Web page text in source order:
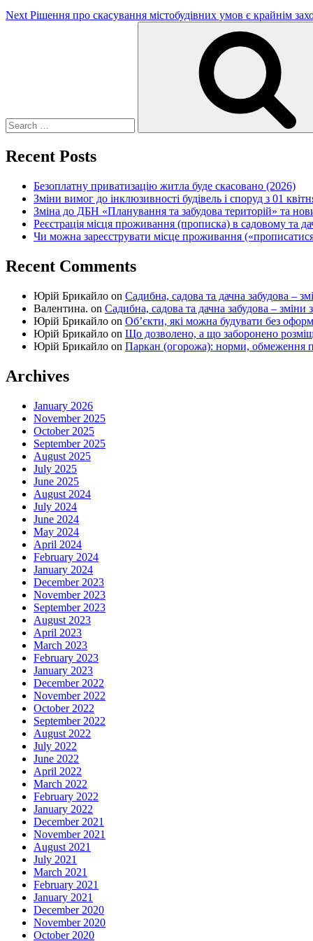
Next Рішення про скасування містобудівних умов є крайнім
Recent Posts
Безоплатну приватизацію житла буде скасовано (2026)
Зміни вимог до інклюзивності будівель і споруд з 01
Зміна до ДБН «Планування та забудова територій» та
Реєстрація місця проживання (прописка) в садовому та
Чи можна зареєструвати місце проживання
Recent Comments
Юрій Брикайло on Садибна, садова та дачна забудова –
Валентина. on Садибна, садова та дачна забудова – зміни
Юрій Брикайло on Об’єкти, які можна будувати без
Юрій Брикайло on Що дозволено, а що заборонено
Юрій Брикайло on Паркан (огорожа): норми, обмеження
Archives
January 2026
November 2025
October 2025
September 2025
August 2025
July 2025
June 2025
August 2024
July 2024
June 2024
May 2024
April 2024
February 2024
January 2024
December 2023
November 2023
September 2023
August 2023
April 2023
March 2023
February 2023
January 2023
December 2022
November 2022
October 2022
September 2022
August 2022
July 2022
June 2022
April 2022
March 2022
February 2022
January 2022
December 2021
November 2021
August 2021
July 2021
March 2021
February 2021
January 2021
December 2020
November 2020
October 2020